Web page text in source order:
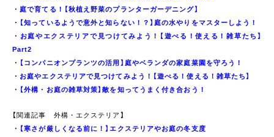
・ 庭で育てる！【秋植え野菜のプランターガーデニング】
・
【知っているようで意外と知らない！？】庭の水やりをマスターしよう！
・ お庭やエクステリアで見つけてみよう！【遊べる！使える！雑草たち】
Part2
・
【コンパニオンプランツの活用】庭やベランダの家庭菜園を守ろう！
・ お庭やエクステリアで見つけてみよう！【遊べる！使える！雑草たち】
・
【外構・お庭の雑草対策】敵を知ってうまく付き合おう！
【関連記事 外構・エクステリア】
・【寒さが厳しくなる前に！】エクステリアやお庭の冬支度